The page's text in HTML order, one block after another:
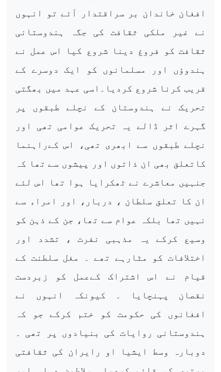
افغان خاندان بر سراقتدار آئے تو انہوں
نے غیر ملکی ثقافت کی جگہ ہندوستانی
ثقافت کو فروغ دینا شروع کیا اس عمل نے
ہندوؤں اور مسلمانوں کو ایک دوسرے کے
قریب کرنا شروع کردیا۔اسی عہد میں بھگتی
تحریک نے ہندوستان کے نچلے طبقوں پر
گہرے اثر ڈالے یہ تحریک عوامی تھی اور
نچلے طبقوں سے ابھری تھی، اس کےراہنما
کاتعلق بھی ان ذاتوں اور پیشوں سے تھا کہ
جنہیں معاشرے نے ٹھکرایا ہوا تھا اس لئے
ان کا تعلق سلطان ، دربار، اور امراء سے
نہیں تھا بلکہ عوام سے تھا، جن کے ذہن کو
وسیع کرکے یہ مذہبی نفرت ، تشدد اور
اختلافات کو مٹارہے تھے ۔ مغل سلطنت کے
قیام نے اس اشتراک کےعمل کو زبردست
نقصان پہنچایا ۔ کیونکہ انہوں نے
افغانوں کی حکومت کو ختم کرکے جو کہ
ہندوستانی روایات کی بنیادوں پر تھی ۔
دوبارہ وسط ایشیا او رایران کی ثقافتی